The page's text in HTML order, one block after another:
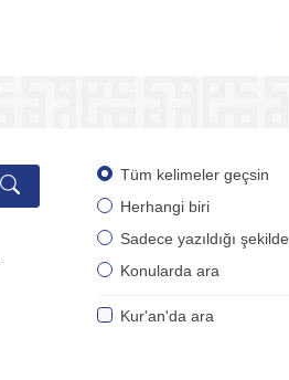
Tüm kelimeler geçsin
Herhangi biri
Sadece yazıldığı şekilde
Konularda ara
Kur'an'da ara